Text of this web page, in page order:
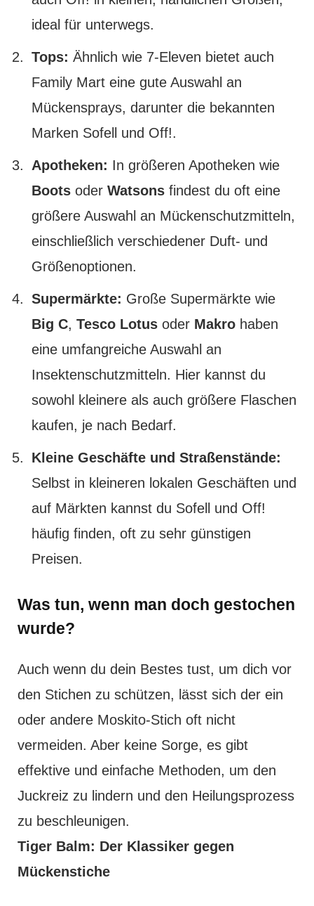
ideal für unterwegs.
Tops: Ähnlich wie 7-Eleven bietet auch
Family Mart eine gute Auswahl an
Mückensprays, darunter die bekannten
Marken Sofell und Off!.
Apotheken: In größeren Apotheken wie
Boots oder Watsons findest du oft eine
größere Auswahl an Mückenschutzmitteln,
einschließlich verschiedener Duft- und
Größenoptionen.
Supermärkte: Große Supermärkte wie
Big C, Tesco Lotus oder Makro haben
eine umfangreiche Auswahl an
Insektenschutzmitteln. Hier kannst du
sowohl kleinere als auch größere Flaschen
kaufen, je nach Bedarf.
Kleine Geschäfte und Straßenstände:
Selbst in kleineren lokalen Geschäften und
auf Märkten kannst du Sofell und Off!
häufig finden, oft zu sehr günstigen
Preisen.
Was tun, wenn man doch gestochen
wurde?
Auch wenn du dein Bestes tust, um dich vor
den Stichen zu schützen, lässt sich der ein
oder andere Moskito-Stich oft nicht
vermeiden. Aber keine Sorge, es gibt
effektive und einfache Methoden, um den
Juckreiz zu lindern und den Heilungsprozess
zu beschleunigen.
Tiger Balm: Der Klassiker gegen
Mückenstiche